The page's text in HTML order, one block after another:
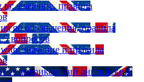
to: значение, правила
go on: значения, правила
5 вопросов
значение и правила
vs американский английский: